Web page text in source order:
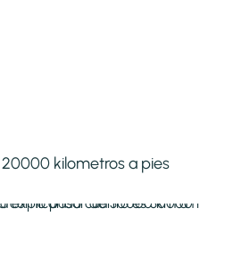
kilometros a pies